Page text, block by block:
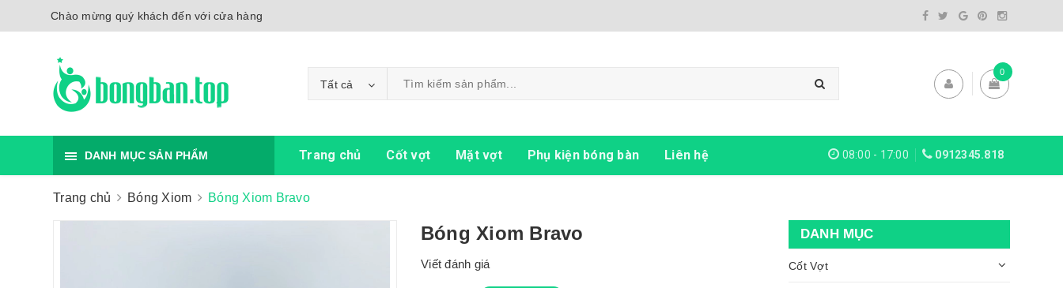
Chào mừng quý khách đến với cửa hàng
Tất cả
0
DANH MỤC SẢN PHẨM Trang chủ Cốt vợt Mặt vợt Phụ kiện bóng bàn Liên hệ 08:00 - 17:00 0912345.818
Trang chủ Bóng Xiom Bóng Xiom Bravo
Bóng Xiom Bravo
Viết đánh giá
DANH MỤC
Cốt Vợt